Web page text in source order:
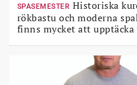
SPASEMESTER Historiska
rökbastu och moderna
finns mycket att upptäcka